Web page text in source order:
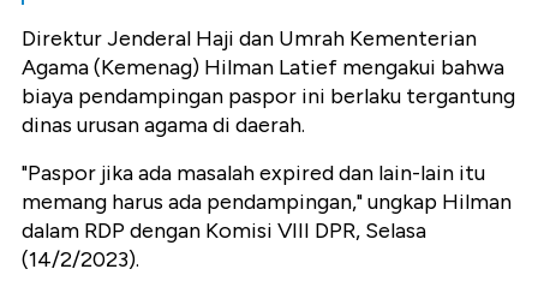
Direktur Jenderal Haji dan Umrah Kementerian
Agama (Kemenag) Hilman Latief mengakui bahwa
biaya pendampingan paspor ini berlaku tergantung
dinas urusan agama di daerah.
"Paspor jika ada masalah expired dan lain-lain itu
memang harus ada pendampingan," ungkap Hilman
dalam RDP dengan Komisi VIII DPR, Selasa
(14/2/2023).